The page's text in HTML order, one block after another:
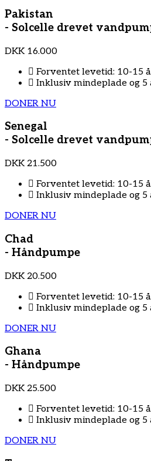
Pakistan
- Solcelle drevet
DKK 16.000
Forventet levetid: 10-15
Inklusiv mindeplade og 5
DONER NU
Senegal
- Solcelle drevet
DKK 21.500
Forventet levetid: 10-15
Inklusiv mindeplade og 5
DONER NU
Chad
- Håndpumpe
DKK 20.500
Forventet levetid: 10-15
Inklusiv mindeplade og 5
DONER NU
Ghana
- Håndpumpe
DKK 25.500
Forventet levetid: 10-15
Inklusiv mindeplade og 5
DONER NU